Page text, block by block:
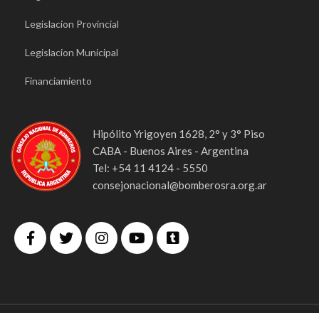
Legislacion Provincial
Legislacion Municipal
Financiamiento
Hipólito Yrigoyen 1628, 2° y 3° Piso
CABA - Buenos Aires - Argentina
Tel: +54 11 4124 - 5550
consejonacional@bomberosra.org.ar